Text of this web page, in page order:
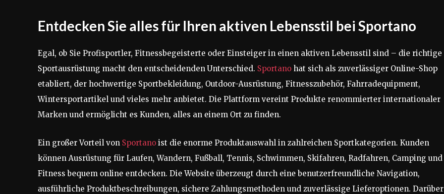
Entdecken Sie alles für Ihren aktiven Lebensstil bei Sportano
Egal, ob Sie Profisportler, Fitnessbegeisterte oder Einsteiger in einen aktiven Lebensstil sind – die richtige
Sportausrüstung macht den entscheidenden Unterschied. Sportano hat sich als zuverlässiger Online-Shop
etabliert, der hochwertige Sportbekleidung, Outdoor-Ausrüstung, Fitnesszubehör, Fahrradequipment,
Wintersportartikel und vieles mehr anbietet. Die Plattform vereint Produkte renommierter internationaler
Marken und ermöglicht es Kunden, alles an einem Ort zu finden.
Ein großer Vorteil von Sportano ist die enorme Produktauswahl in zahlreichen Sportkategorien. Kunden
können Ausrüstung für Laufen, Wandern, Fußball, Tennis, Schwimmen, Skifahren, Radfahren, Camping und
Fitness bequem online entdecken. Die Website überzeugt durch eine benutzerfreundliche Navigation,
ausführliche Produktbeschreibungen, sichere Zahlungsmethoden und zuverlässige Lieferoptionen. Darüber